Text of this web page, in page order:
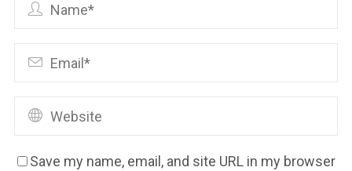
Save my name, email, and site URL in my browser